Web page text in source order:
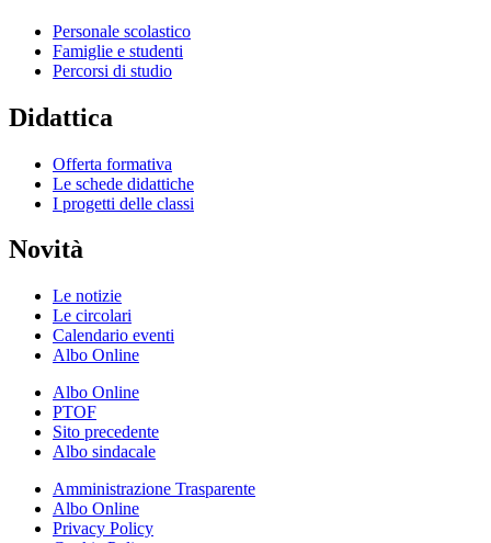
Personale scolastico
Famiglie e studenti
Percorsi di studio
Didattica
Offerta formativa
Le schede didattiche
I progetti delle classi
Novità
Le notizie
Le circolari
Calendario eventi
Albo Online
Albo Online
PTOF
Sito precedente
Albo sindacale
Amministrazione Trasparente
Albo Online
Privacy Policy